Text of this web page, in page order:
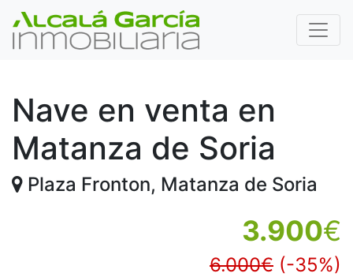
Nave en venta en
Matanza de Soria
Plaza Fronton, Matanza de Soria
3.900€
6.000€ (-35%)